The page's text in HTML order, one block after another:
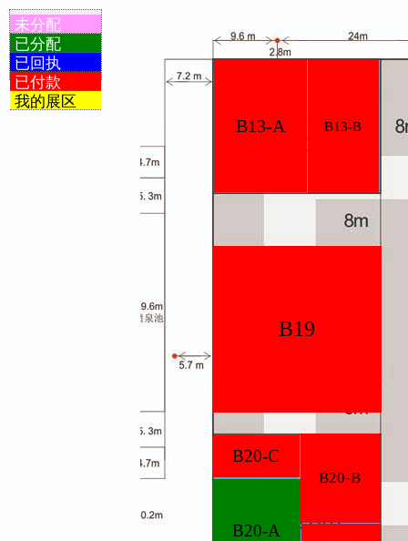
未分配
已分配
已回执
已付款
我的展区
B19
B13-A B13-B
B20-B
B20-A
B20-C